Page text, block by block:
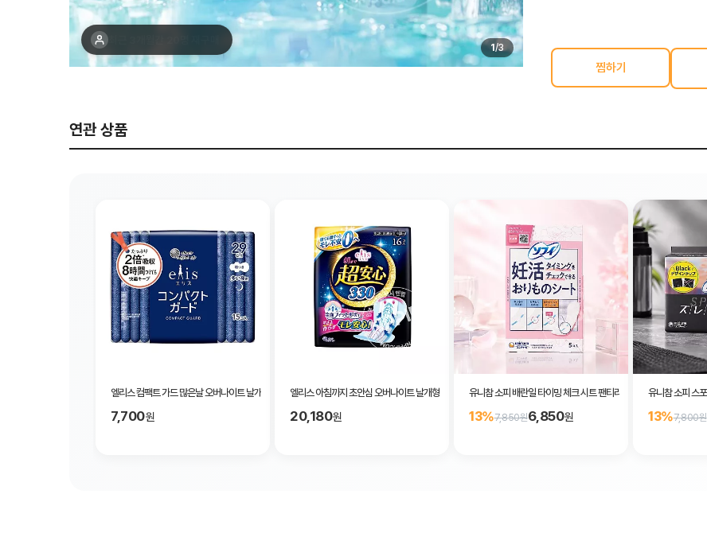
1/3
찜하기
연관 상품
엘리스 컴팩트 가드 많은날 오버나이트 날개형 29cm 15매입
7,700원
엘리스 아침까지 초안심 오버나이트 날개형 33cm 14매입
20,180원
유니참 소피 배란일 타이밍 체크 시트 팬티라이너 5매입
13%7,850원6,850원
유니참 소피 스
13%7,800원